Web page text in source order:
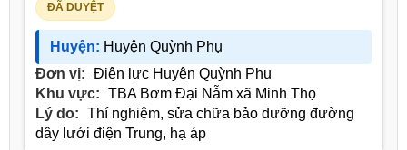
ĐÃ DUYỆT
Huyện: Huyện Quỳnh Phụ
Đơn vị: Điện lực Huyện Quỳnh Phụ
Khu vực: TBA Bơm Đại Nẫm xã Minh Thọ
Lý do: Thí nghiệm, sửa chữa bảo dưỡng đường
dây lưới điện Trung, hạ áp